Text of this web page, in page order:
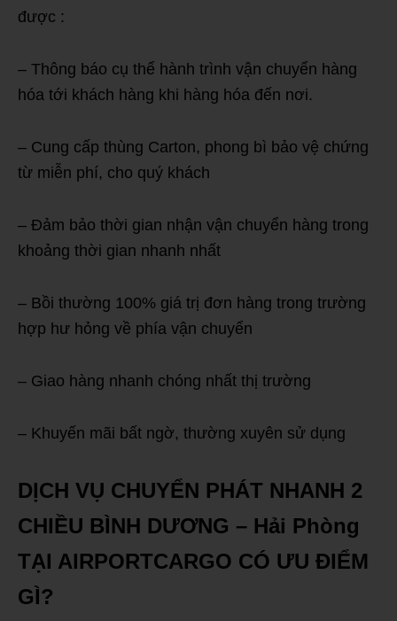
được :
– Thông báo cụ thể hành trình vận chuyển hàng
hóa tới khách hàng khi hàng hóa đến nơi.
– Cung cấp thùng Carton, phong bì bảo vệ chứng
từ miễn phí, cho quý khách
– Đảm bảo thời gian nhận vận chuyển hàng trong
khoảng thời gian nhanh nhất
– Bồi thường 100% giá trị đơn hàng trong trường
hợp hư hỏng về phía vận chuyển
– Giao hàng nhanh chóng nhất thị trường
– Khuyến mãi bất ngờ, thường xuyên sử dụng
DỊCH VỤ CHUYỂN PHÁT NHANH 2
CHIỀU BÌNH DƯƠNG – Hải Phòng
TẠI AIRPORTCARGO CÓ ƯU ĐIỂM
GÌ?